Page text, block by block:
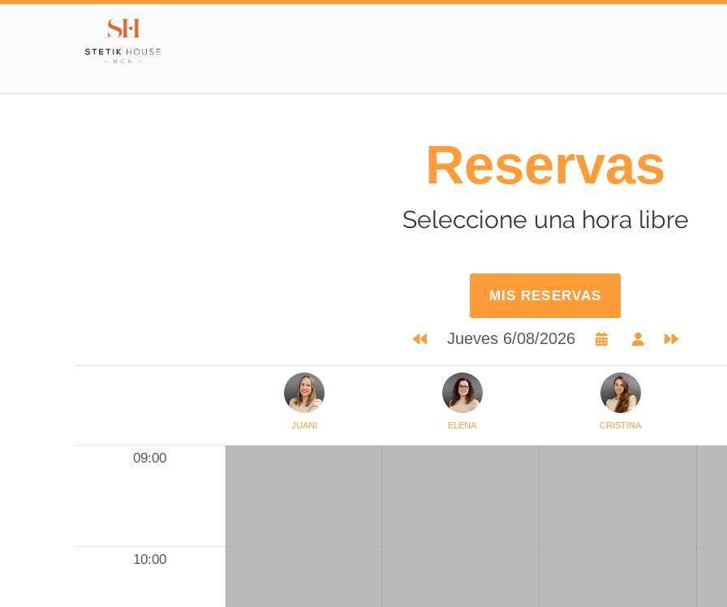
Reservas
Seleccione una hora libre
MIS RESERVAS
Jueves 6/08/2026
JUANI ELENA CRISTINA
09:00
10:00